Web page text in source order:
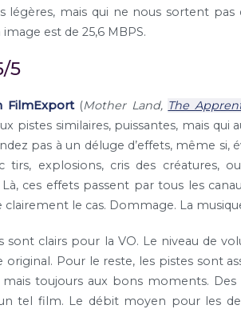
légères, mais qui ne nous sortent
est de 25,6 MBPS.
5
FilmExport(Mother Land, The
pistes similaires, puissantes, mais
pas à un déluge d’effets, même si,
tirs, explosions, cris des créatures,
ces effets passent par tous les
clairement le cas. Dommage. La
sont clairs pour la VO. Le niveau de
original. Pour le reste, les pistes sont
mais toujours aux bons moments.
tel film. Le débit moyen pour les